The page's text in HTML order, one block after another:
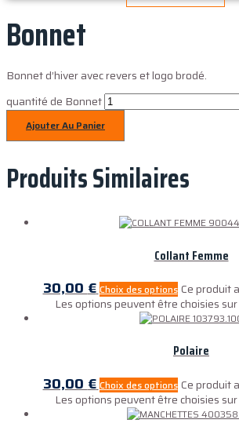
Bonnet
Bonnet d’hiver avec revers et logo brodé.
quantité de Bonnet
Ajouter Au Panier
Produits Similaires
Collant Femme
30,00€ Choix des options Ce produit
Les options peuvent être choisies
Polaire
30,00 € Choix des options Ce produit
Les options peuvent être choisies